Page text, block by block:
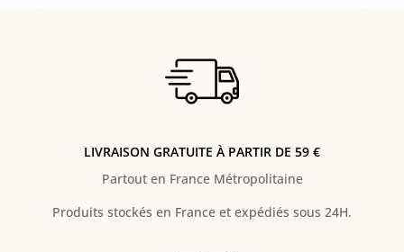
LIVRAISON GRATUITE À PARTIR DE 59 €
Partout en France Métropolitaine
Produits stockés en France et expédiés sous 24H.